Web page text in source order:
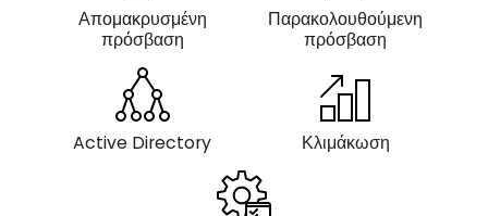
Απομακρυσμένη
πρόσβαση
Παρακολουθούμενη
πρόσβαση
Active Directory Κλιμάκωση